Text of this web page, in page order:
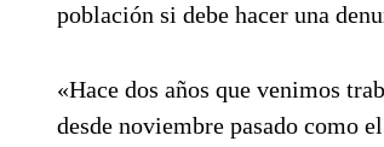
población si debe hacer una
«Hace dos años que venimos
desde noviembre pasado como